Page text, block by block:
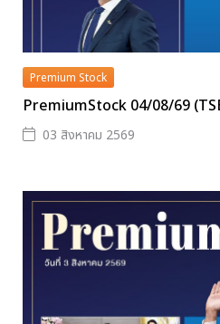
Premium Stock
PremiumStock 04/08/69
03 สิงหาคม 2569